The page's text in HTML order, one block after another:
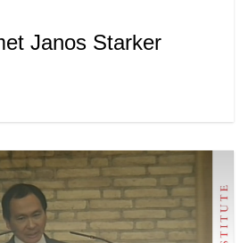
Janos Starker